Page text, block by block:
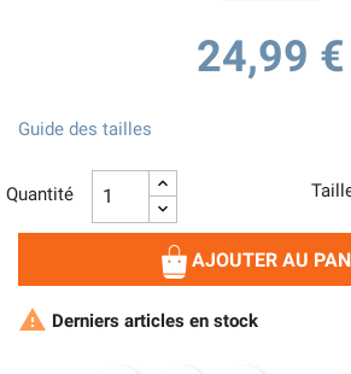
24,99 €
Guide des tailles
Quantité
AJOUTER AU
 Derniers articles en stock